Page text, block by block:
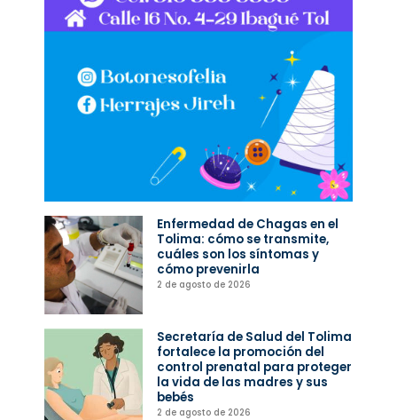
Enfermedad de Chagas en el
Tolima: cómo se transmite,
cuáles son los síntomas y
cómo prevenirla
2 de agosto de 2026
Secretaría de Salud del Tolima
fortalece la promoción del
control prenatal para proteger
la vida de las madres y sus
bebés
2 de agosto de 2026